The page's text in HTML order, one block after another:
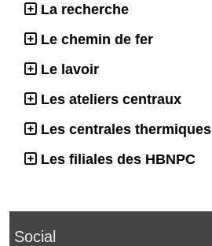
La recherche
Le chemin de fer
Le lavoir
Les ateliers centraux
Les centrales thermiques
Les filiales des HBNPC
Social